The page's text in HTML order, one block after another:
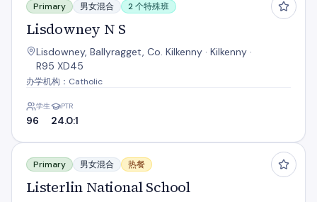
Primary 男女混合 2 个特殊班
Lisdowney N S
Lisdowney, Ballyragget, Co. Kilkenny · Kilkenny ·
R95 XD45
办学机构：Catholic
学生
96
PTR
24.0:1
Listerlin National School
Primary 男女混合 热餐
Listerlin National School